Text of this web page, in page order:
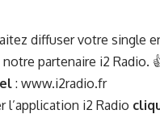
diffuser votre single
partenaire i2 Radio.
: www.i2radio.fr
l’application i2 Radio